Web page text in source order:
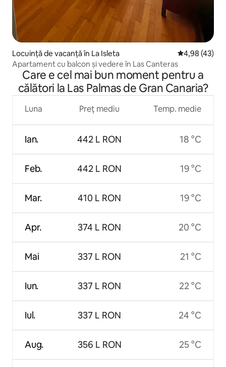
Locuință de vacanță în La Isleta Scor mediu
4,98 (43)
Apartament cu balcon și vedere în Las Canteras
Care e cel mai bun moment pentru a
călători la Las Palmas de Gran Canaria?
Luna
Ian.
Feb.
Mar.
Apr.
Mai
Iun.
Iul.
Aug.
Preț mediu
442 L RON
442 L RON
410 L RON
374 L RON
337 L RON
337 L RON
337 L RON
356 L RON
Temp. medie
18 °C
19 °C
19 °C
20 °C
21 °C
22 °C
24 °C
25 °C